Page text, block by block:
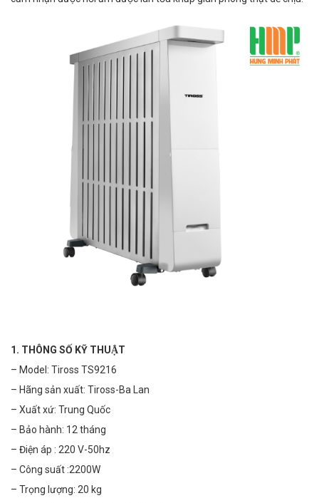
1. THÔNG SỐ KỸ THUẬT
– Model: Tiross TS9216
– Hãng sản xuất: Tiross-Ba Lan
– Xuất xứ: Trung Quốc
– Bảo hành: 12 tháng
– Điện áp : 220 V-50hz
– Công suất :2200W
– Trọng lượng: 20 kg